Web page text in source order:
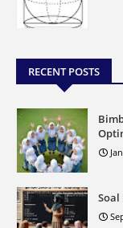
RECENT POSTS